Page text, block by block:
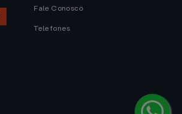
Fale Conosco
Telefones